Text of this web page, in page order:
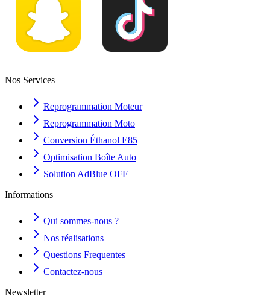
Nos Services
Reprogrammation Moteur
Reprogrammation Moto
Conversion Éthanol E85
Optimisation Boîte Auto
Solution AdBlue OFF
Informations
Qui sommes-nous ?
Nos réalisations
Questions Frequentes
Contactez-nous
Newsletter